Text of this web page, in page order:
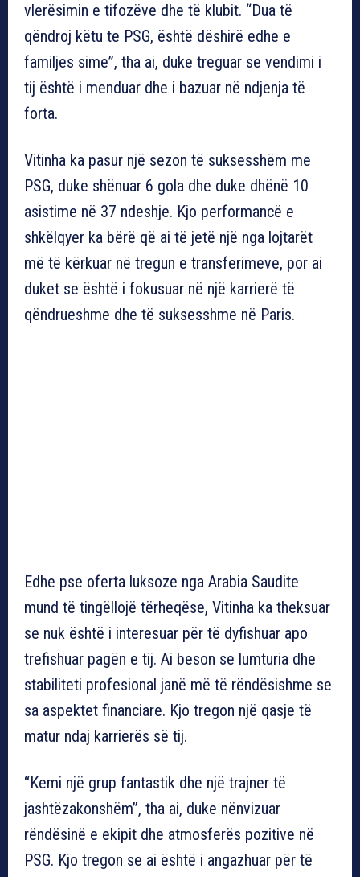
vlerësimin e tifozëve dhe të klubit. “Dua të
qëndroj këtu te PSG, është dëshirë edhe e
familjes sime”, tha ai, duke treguar se vendimi i
tij është i menduar dhe i bazuar në ndjenja të
forta.
Vitinha ka pasur një sezon të suksesshëm me
PSG, duke shënuar 6 gola dhe duke dhënë 10
asistime në 37 ndeshje. Kjo performancë e
shkëlqyer ka bërë që ai të jetë një nga lojtarët
më të kërkuar në tregun e transferimeve, por ai
duket se është i fokusuar në një karrierë të
qëndrueshme dhe të suksesshme në Paris.
Edhe pse oferta luksoze nga Arabia Saudite
mund të tingëllojë tërheqëse, Vitinha ka theksuar
se nuk është i interesuar për të dyfishuar apo
trefishuar pagën e tij. Ai beson se lumturia dhe
stabiliteti profesional janë më të rëndësishme se
sa aspektet financiare. Kjo tregon një qasje të
matur ndaj karrierës së tij.
“Kemi një grup fantastik dhe një trajner të
jashtëzakonshëm”, tha ai, duke nënvizuar
rëndësinë e ekipit dhe atmosferës pozitive në
PSG. Kjo tregon se ai është i angazhuar për të